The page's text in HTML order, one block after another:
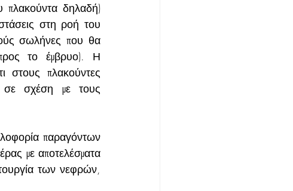
πλακούντα δηλαδή)
στη ροή του
σωλήνες που θα
το έμβρυο). Η
στους πλακούντες
σε σχέση με τους
παραγόντων
με αποτελέσματα
των νεφρών,